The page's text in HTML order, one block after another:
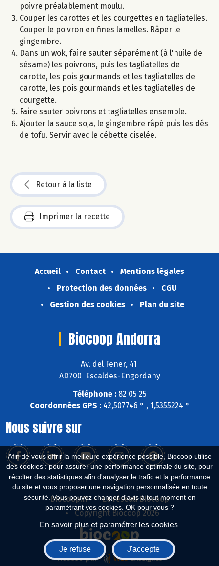
Afin de vous offrir la meilleure expérience possible, Biocoop utilise
des cookies : pour assurer une performance optimale du site, pour
récolter des statistiques afin d'analyser le trafic et la performance
du site et vous proposer une navigation personnalisée en toute
sécurité. Vous pouvez changer d'avis à tout moment en
paramétrant vos cookies. OK pour vous ?
En savoir plus et paramétrer les cookies
Je refuse J'accepte
poivre préalablement moulu.
Couper les carottes et les courgettes en tagliatelles.
Couper le poivron en fines lamelles. Râper le
gingembre.
Dans un wok, faire sauter séparément (à l'huile de
sésame) les poivrons, puis les tagliatelles de
carotte, les pois gourmands et les tagliatelles de
carotte, les pois gourmands et les tagliatelles de
courgette.
Faire sauter poivrons et tagliatelles ensemble.
Ajouter la sauce soja, le gingembre râpé puis les dés
de tofu. Servir avec le cébette ciselée.
Retour à la liste
Imprimer la recette
Accueil Contact
Mentions légales
Protection des données
CGU
Gestion des cookies
Plan du site
Biocoop Andorra
Av. del Fener, 41
AD700 Escaldes-Engordany
Téléphone :82 05 25
Coordonnées GPS :42,507746 ° , 1,5355224 °
Nous suivre sur
Biocoop.fr
Le réseau Biocoop
Copyright Biocoop 2026
Réalisé par